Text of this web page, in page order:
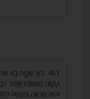
401. כֵּיוָן שֶׁהָיָה
וְעָשָׂה מַעֲשֵׂהוּ וְאָמַר
וְהוּא מַרְאֶה מַעֲשֶׂה